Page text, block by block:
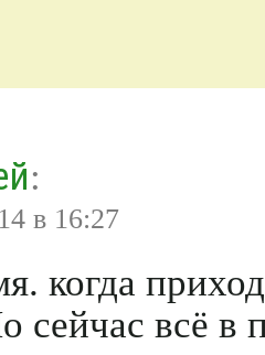
:
в 16:27
когда
сейчас всё в